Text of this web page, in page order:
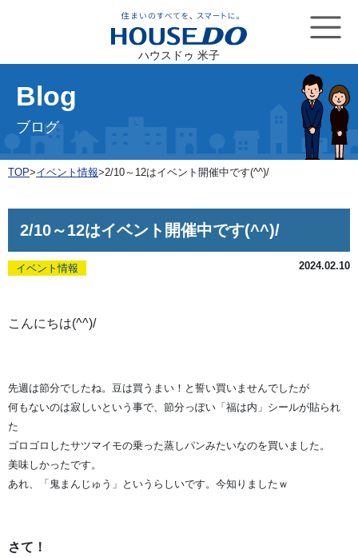
ハウスドゥ 米子
Blog
ブログ
TOP>イベント情報>2/10～12はイベント開催中です(^^)/
2/10～12はイベント開催中です(^^)/
イベント情報 2024.02.10
こんにちは(^^)/
先週は節分でしたね。豆は買うまい！と誓い買いませんでしたが
何もないのは寂しいという事で、節分っぽい「福は内」シールが貼られ
た
ゴロゴロしたサツマイモの乗った蒸しパンみたいなのを買いました。
美味しかったです。
あれ、「鬼まんじゅう」というらしいです。今知りましたｗ
さて！